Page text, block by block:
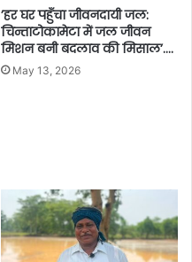
’हर घर पहुँचा जीवनदायी जल:
चिन्ताटोकामेटा में जल जीवन
मिशन बनी बदलाव की मिसाल’….
May 13, 2026